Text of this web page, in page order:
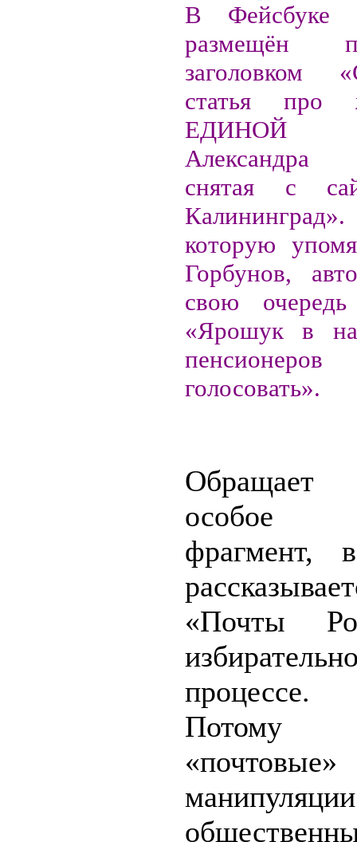
В Фейсбуке
размещён
заголовком
статья про
ЕДИНОЙ
снятая с
которую
Горбунов,
свою очередь
«Ярошук в
пенсионеров
голосовать».
Обращает
особое
фрагмент,
«Почты
процессе.
«почтовые»
манипуляции